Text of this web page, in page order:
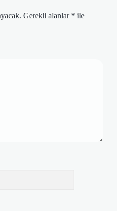
Gerekli alanlar * ile